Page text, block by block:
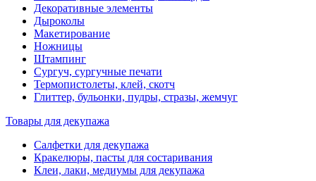
Декоративные элементы
Дыроколы
Макетирование
Ножницы
Штампинг
Сургуч, сургучные печати
Термопистолеты, клей, скотч
Глиттер, бульонки, пудры, стразы, жемчуг
Товары для декупажа
Салфетки для декупажа
Кракелюры, пасты для состаривания
Клеи, лаки, медиумы для декупажа